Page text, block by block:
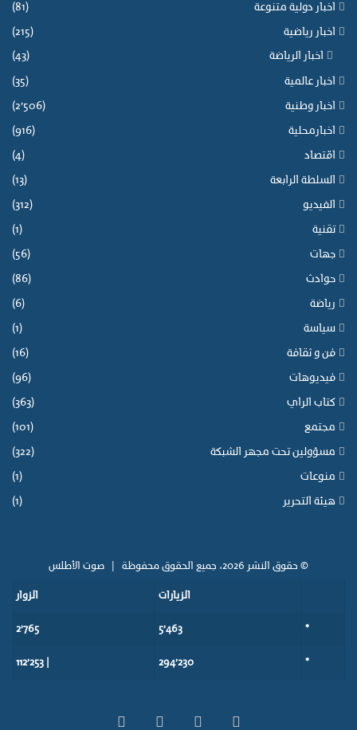
اخبار دولية متنوعة (81)
اخبار رياضية (215)
اخبار الرياضة (43)
اخبار عالمية (35)
اخبار وطنية (2٬506)
اخبارمحلية (916)
اقتصاد (4)
السلطة الرابعة (13)
الفيديو (312)
تقنية (1)
جهات (56)
حوادث (86)
رياضة (6)
سياسة (1)
فن و ثقافة (16)
فيديوهات (96)
كتاب الراي (363)
مجتمع (101)
مسؤولين تحت مجهر الشبكة (322)
منوعات (1)
هيئة التحرير (1)
© حقوق النشر 2026، جميع الحقوق محفوظة | صوت الأطلس
الزيارات الزوار
* 5٬463 2٬765
* 294٬230
فيسبوك ‫YouTube